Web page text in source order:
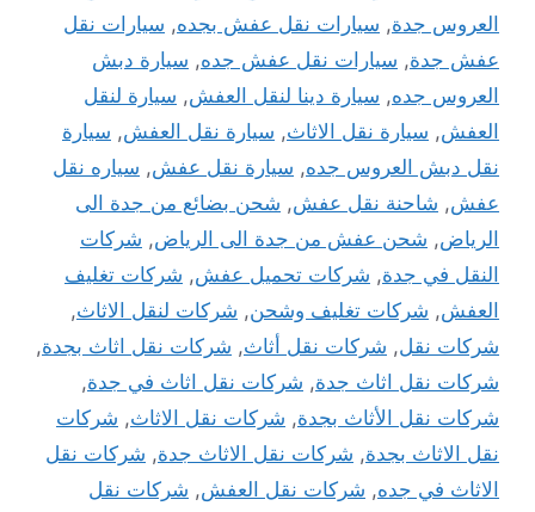
العروس جدة, سيارات نقل عفش بجده, سيارات نقل
عفش جدة, سيارات نقل عفش جده, سيارة دبش
العروس جده, سيارة دينا لنقل العفش, سيارة لنقل
العفش, سيارة نقل الاثاث, سيارة نقل العفش, سيارة
نقل دبش العروس جده, سيارة نقل عفش, سياره نقل
عفش, شاحنة نقل عفش, شحن بضائع من جدة الى
الرياض, شحن عفش من جدة الى الرياض, شركات
النقل في جدة, شركات تحميل عفش, شركات تغليف
العفش, شركات تغليف وشحن, شركات لنقل الاثاث,
شركات نقل, شركات نقل أثاث, شركات نقل اثاث بجدة,
شركات نقل اثاث جدة, شركات نقل اثاث في جدة,
شركات نقل الأثاث بجدة, شركات نقل الاثاث, شركات
نقل الاثاث بجدة, شركات نقل الاثاث جدة, شركات نقل
الاثاث في جده, شركات نقل العفش, شركات نقل